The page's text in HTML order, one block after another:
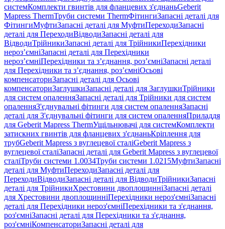
системКомплекти гвинтів для фланцевих з'єднаньGeberit
Mapress ThermТруби системи ThermФітингиЗапасні деталі для
ФітингиМуфтиЗапасні деталі для МуфтиПереходиЗапасні
деталі для ПереходиВідводиЗапасні деталі для
ВідводиТрійникиЗапасні деталі для ТрійникиПерехідники
нероз’ємніЗапасні деталі для Перехідники
нероз’ємніПерехідники та з’єднання, роз’ємніЗапасні деталі
для Перехідники та з’єднання, роз’ємніОсьові
компенсаториЗапасні деталі для Осьові
компенсаториЗаглушкиЗапасні деталі для ЗаглушкиТрійники
для систем опаленняЗапасні деталі для Трійники для систем
опаленняЗ'єднувальні фітинги для систем опаленняЗапасні
деталі для З'єднувальні фітинги для систем опаленняПриладдя
для Geberit Mapress ThermУщільнювачі для системКомплекти
затискних гвинтів для фланцевих з'єднаньКріплення для
трубGeberit Mapress з вуглецевої сталіGeberit Mapress з
вуглецевої сталіЗапасні деталі для Geberit Mapress з вуглецевої
сталіТруби системи 1.0034Труби системи 1.0215МуфтиЗапасні
деталі для МуфтиПереходиЗапасні деталі для
ПереходиВідводиЗапасні деталі для ВідводиТрійникиЗапасні
деталі для ТрійникиХрестовини двоплощинніЗапасні деталі
для Хрестовини двоплощинніПерехідники нероз'ємніЗапасні
деталі для Перехідники нероз'ємніПерехідники та з'єднання,
роз'ємніЗапасні деталі для Перехідники та з'єднання,
роз'ємніКомпенсаториЗапасні деталі для